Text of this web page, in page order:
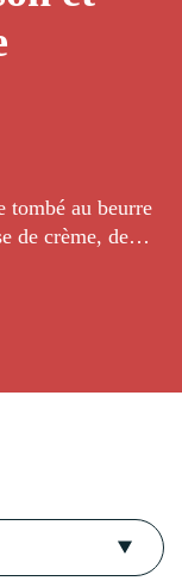
tombé au beurre
de crème, de